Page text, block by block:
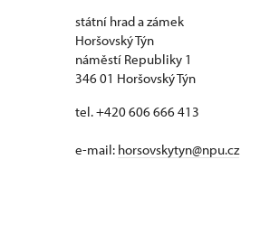
státní hrad a zámek
Horšovský Týn
náměstí Republiky 1
346 01 Horšovský Týn
tel. +420 606 666 413
e-mail: horsovskytyn@npu.cz